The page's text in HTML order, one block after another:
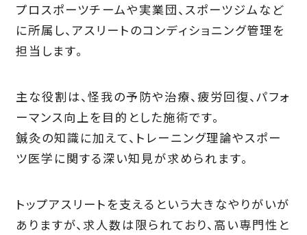
プロスポーツチームや実業団、スポーツジムなど
に所属し、アスリートのコンディショニング管理を
担当します。
主な役割は、怪我の予防や治療、疲労回復、パフォ
ーマンス向上を目的とした施術です。
鍼灸の知識に加えて、トレーニング理論やスポー
ツ医学に関する深い知見が求められます。
トップアスリートを支えるという大きなやりがいが
ありますが、求人数は限られており、高い専門性と